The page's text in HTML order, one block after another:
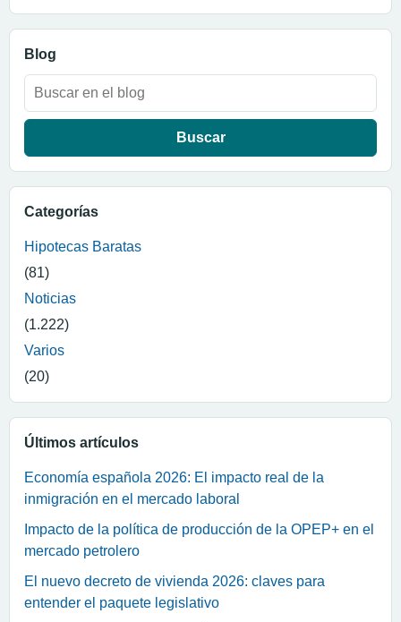
Blog
Buscar:
Categorías
Hipotecas Baratas
(81)
Noticias
(1.222)
Varios
(20)
Últimos artículos
Economía española 2026: El impacto real de la
inmigración en el mercado laboral
Impacto de la política de producción de la OPEP+ en el
mercado petrolero
El nuevo decreto de vivienda 2026: claves para
entender el paquete legislativo